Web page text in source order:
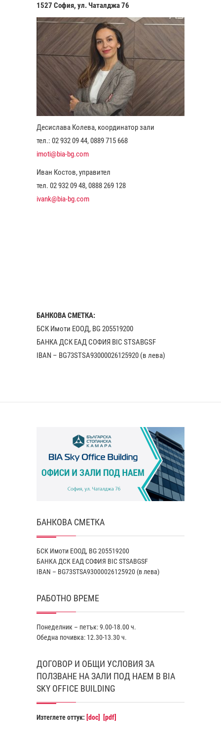
1527 София, ул. Чаталджа 76
Десислава Колева, координатор зали
тел.: 02 932 09 44, 0889 715 668
imoti@bia-bg.com
Иван Костов, управител
тел. 02 932 09 48, 0888 269 128
ivank@bia-bg.com
БАНКОВА СМЕТКА:
БСК Имоти ЕООД, BG 205519200
БАНКА ДСК EАД СОФИЯ BIC STSABGSF
IBAN – BG73STSA93000026125920 (в лева)
БАНКОВА СМЕТКА
БСК Имоти ЕООД, BG 205519200
БАНКА ДСК EАД СОФИЯ BIC STSABGSF
IBAN – BG73STSA93000026125920 (в лева)
РАБОТНО ВРЕМЕ
Понеделник – петък: 9.00-18.00 ч.
Обедна почивка: 12.30-13.30 ч.
ДОГОВОР И ОБЩИ УСЛОВИЯ ЗА
ПОЛЗВАНЕ НА ЗАЛИ ПОД НАЕМ В BIA
SKY OFFICE BUILDING
Изтеглете оттук: [doc] [pdf]